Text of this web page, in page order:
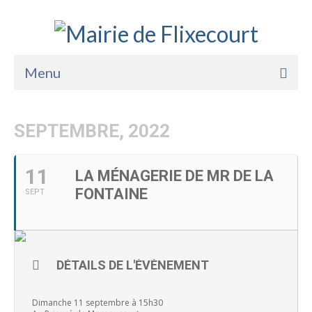
Menu
La Mairie
Vie Pratique
Services
SEPTEMBRE, 2022
11
SEPT
LA MÉNAGERIE DE MR DE LA
FONTAINE
DÉTAILS DE L'ÉVÈNEMENT
Dimanche 11 septembre à 15h30